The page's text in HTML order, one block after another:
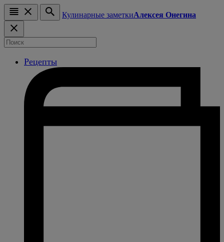
Кулинарные заметкиАлексея Онегина
Рецепты